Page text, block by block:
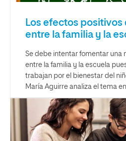
Los efectos positivos
entre la familia y la
Se debe intentar fomentar una
entre la familia y la escuela
trabajan por el bienestar del
María Aguirre analiza el tema